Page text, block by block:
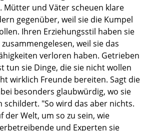
Mütter und Väter scheuen klare
gegenüber, weil sie die Kumpel
Ihren Erziehungsstil haben sie
weil sie das
verloren haben. Getrieben
tun sie Dinge, die sie nicht wollen
wirklich Freunde bereiten. Sagt die
besonders glaubwürdig, wo sie
schildert. "So wird das aber nichts.
der Welt, um so zu sein, wie
und Experten sie